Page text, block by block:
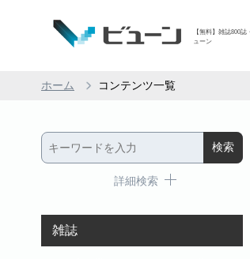
【無料】雑誌800
ューン
ホーム コンテンツ一覧
詳細検索
雑誌